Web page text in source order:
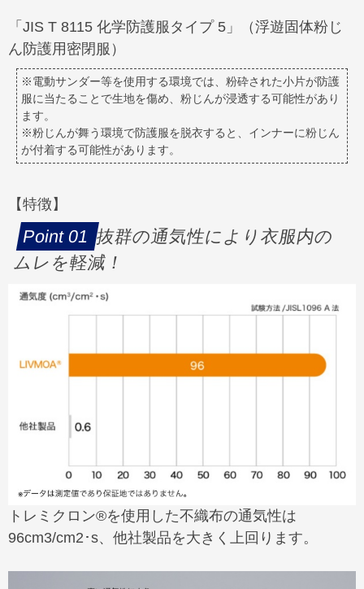
「JIS T 8115 化学防護服タイプ 5」（浮遊固体粉じ
ん防護用密閉服）
※電動サンダー等を使用する環境では、粉砕された小片が防護
服に当たることで生地を傷め、粉じんが浸透する可能性があり
ます。
※粉じんが舞う環境で防護服を脱衣すると、インナーに粉じん
が付着する可能性があります。
【特徴】
抜群の通気性により衣服内の
ムレを軽減！
トレミクロン®を使用した不織布の通気性は
96cm3/cm2･s、他社製品を大きく上回ります。